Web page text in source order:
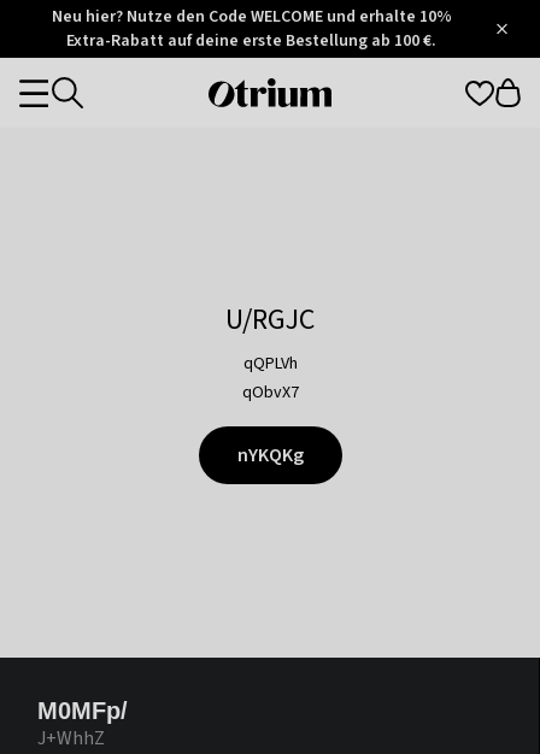
Otrium
Trustpilot
Neu hier? Nutze den Code WELCOME und erhalte 10%
Extra-Rabatt auf deine erste Bestellung ab 100 €.
Otrium
Categories
U/RGJC
qQPLVh
qObvX7
nYKQKg
M0MFp/
J+WhhZ